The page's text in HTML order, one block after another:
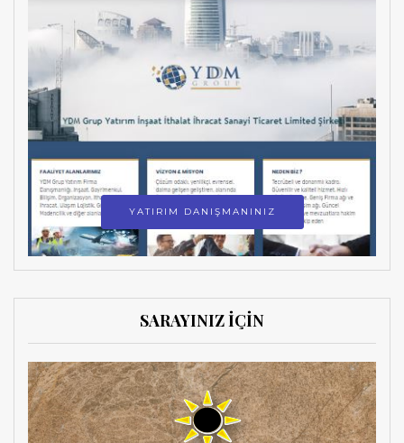
YATIRIM DANIŞMANINIZ
SARAYINIZ İÇİN